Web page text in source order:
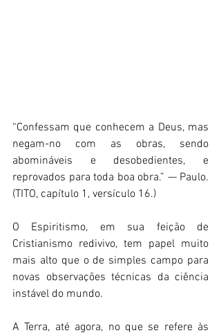
“Confessam que conhecem a Deus, mas
negam-no com as obras, sendo
abomináveis e desobedientes, e
reprovados para toda boa obra.” — Paulo.
(TITO, capítulo 1, versículo 16.)
O Espiritismo, em sua feição de
Cristianismo redivivo, tem papel muito
mais alto que o de simples campo para
novas observações técnicas da ciência
instável do mundo.
A Terra, até agora, no que se refere às